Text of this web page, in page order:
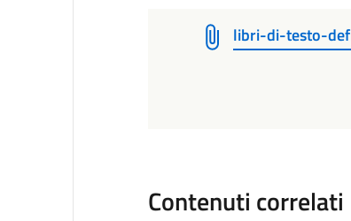
libri-di-testo-
Contenuti correlati